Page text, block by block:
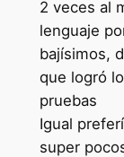
2 veces al
lenguaje
bajísimos,
que logró
pruebas
Igual
super